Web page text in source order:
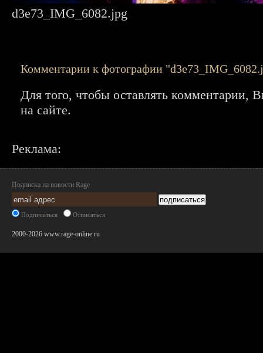
d3e73_IMG_6082.jpg
Комментарии к фотографии
Для того, чтобы оставлять
на сайте.
Реклама:
Подписка на новости Rage
Подписаться Отписаться
2000-2026 www.rage-online.ru